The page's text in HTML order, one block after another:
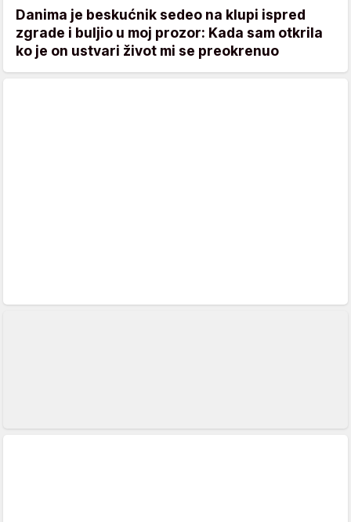
Danima je beskućnik sedeo na klupi ispred
zgrade i buljio u moj prozor: Kada sam otkrila
ko je on ustvari život mi se preokrenuo